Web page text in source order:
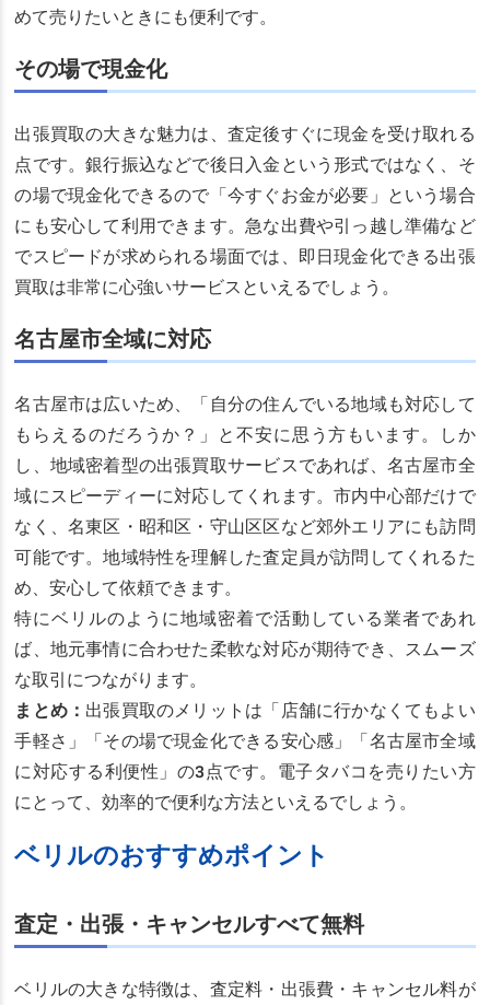
めて売りたいときにも便利です。
その場で現金化
出張買取の大きな魅力は、査定後すぐに現金を受け取れる
点です。銀行振込などで後日入金という形式ではなく、そ
の場で現金化できるので「今すぐお金が必要」という場合
にも安心して利用できます。急な出費や引っ越し準備など
でスピードが求められる場面では、即日現金化できる出張
買取は非常に心強いサービスといえるでしょう。
名古屋市全域に対応
名古屋市は広いため、「自分の住んでいる地域も対応して
もらえるのだろうか？」と不安に思う方もいます。しか
し、地域密着型の出張買取サービスであれば、名古屋市全
域にスピーディーに対応してくれます。市内中心部だけで
なく、名東区・昭和区・守山区区など郊外エリアにも訪問
可能です。地域特性を理解した査定員が訪問してくれるた
め、安心して依頼できます。
特にベリルのように地域密着で活動している業者であれ
ば、地元事情に合わせた柔軟な対応が期待でき、スムーズ
な取引につながります。
まとめ： 出張買取のメリットは「店舗に行かなくてもよい
手軽さ」「その場で現金化できる安心感」「名古屋市全域
に対応する利便性」の3点です。電子タバコを売りたい方
にとって、効率的で便利な方法といえるでしょう。
ベリルのおすすめポイント
査定・出張・キャンセルすべて無料
ベリルの大きな特徴は、査定料・出張費・キャンセル料が